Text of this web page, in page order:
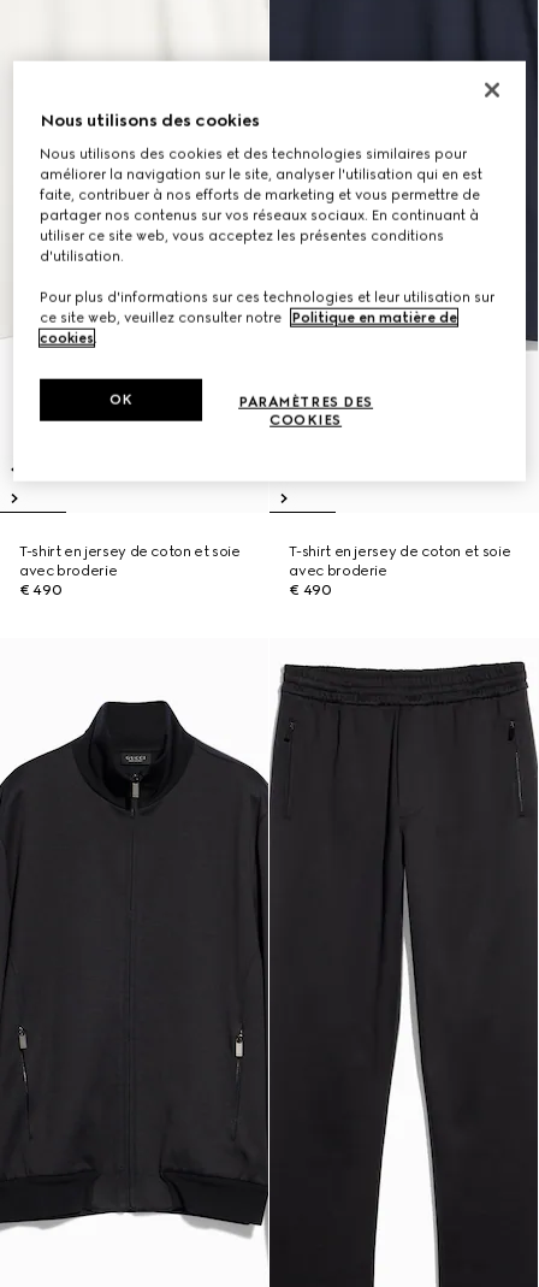
T-shirt en jersey de coton et soie
avec broderie
€ 490
T-shirt en jersey de coton et soie
avec broderie
€ 490
Nous utilisons des cookies
Nous utilisons des cookies et des technologies similaires pour
améliorer la navigation sur le site, analyser l'utilisation qui en est
faite, contribuer à nos efforts de marketing et vous permettre de
partager nos contenus sur vos réseaux sociaux. En continuant à
utiliser ce site web, vous acceptez les présentes conditions
d'utilisation.
Pour plus d'informations sur ces technologies et leur utilisation sur
ce site web, veuillez consulter notre
Politique en matière de
cookies.
PARAMÈTRES DES
COOKIES
OK